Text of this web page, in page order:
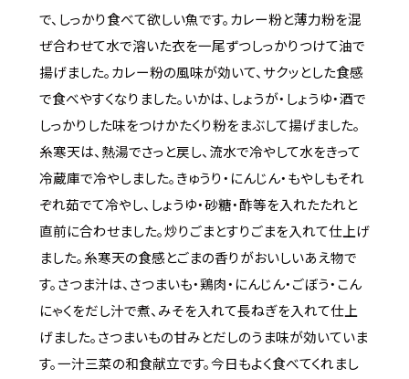
で、しっかり食べて欲しい魚です。カレー粉と薄力粉を混
ぜ合わせて水で溶いた衣を一尾ずつしっかりつけて油で
揚げました。カレー粉の風味が効いて、サクッとした食感
で食べやすくなりました。いかは、しょうが・しょうゆ・酒で
しっかりした味をつけかたくり粉をまぶして揚げました。
糸寒天は、熱湯でさっと戻し、流水で冷やして水をきって
冷蔵庫で冷やしました。きゅうり・にんじん・もやしもそれ
ぞれ茹でて冷やし、しょうゆ・砂糖・酢等を入れたたれと
直前に合わせました。炒りごまとすりごまを入れて仕上げ
ました。糸寒天の食感とごまの香りがおいしいあえ物で
す。さつま汁は、さつまいも・鶏肉・にんじん・ごぼう・こん
にゃくをだし汁で煮、みそを入れて長ねぎを入れて仕上
げました。さつまいもの甘みとだしのうま味が効いていま
す。一汁三菜の和食献立です。今日もよく食べてくれまし